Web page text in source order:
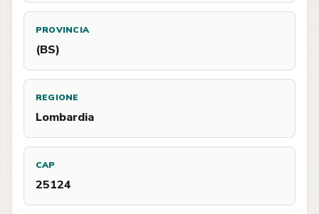
PROVINCIA
(BS)
REGIONE
Lombardia
CAP
25124